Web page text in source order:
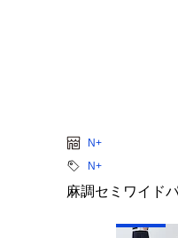
N+
N+
麻調セミワイド